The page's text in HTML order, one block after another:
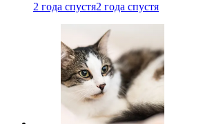
2 года спустя2 года спустя